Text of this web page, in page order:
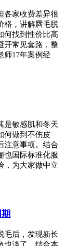
各家收费差异很
格，讲解唇毛脱
何找到性价比高
开常见套路，整
师17年案例经
是敏感肌和冬天
何做到不伤皮
注意事项。结合
也国际标准化服
，为大家做中立
毛后，发现新长
也淡了。结合本